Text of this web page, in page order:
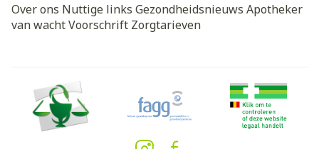
Over ons Nuttige links Gezondheidsnieuws Apotheker
van wachtVoorschrift Zorgtarieven